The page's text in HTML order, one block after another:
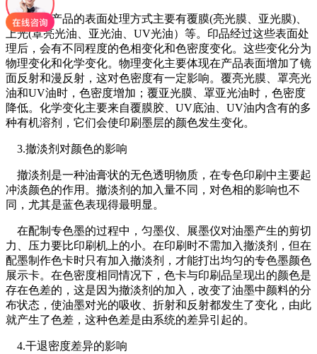
包装类产品的表面处理方式主要有覆膜(亮光膜、亚光膜)、
上光(罩亮光油、亚光油、UV光油）等。印品经过这些表面处
理后，会有不同程度的色相变化和色密度变化。这些变化分为
物理变化和化学变化。物理变化主要体现在产品表面增加了镜
面反射和漫反射，这对色密度有一定影响。覆亮光膜、罩亮光
油和UV油时，色密度增加；覆亚光膜、罩亚光油时，色密度
降低。化学变化主要来自覆膜胶、UV底油、UV油内含有的多
种有机溶剂，它们会使印刷墨层的颜色发生变化。
3.撤淡剂对颜色的影响
撤淡剂是一种油膏状的无色透明物质，在专色印刷中主要起
冲淡颜色的作用。撤淡剂的加入量不同，对色相的影响也不
同，尤其是蓝色表现得最明显。
在配制专色墨的过程中，匀墨仪、展墨仪对油墨产生的剪切
力、压力要比印刷机上的小。在印刷时不需加入撤淡剂，但在
配墨制作色卡时只有加入撤淡剂，才能打出均匀的专色墨颜色
展示卡。在色密度相同情况下，色卡与印刷品呈现出的颜色是
存在色差的，这是因为撤淡剂的加入，改变了油墨中颜料的分
布状态，使油墨对光的吸收、折射和反射都发生了变化，由此
就产生了色差，这种色差是由系统的差异引起的。
4.干退密度差异的影响